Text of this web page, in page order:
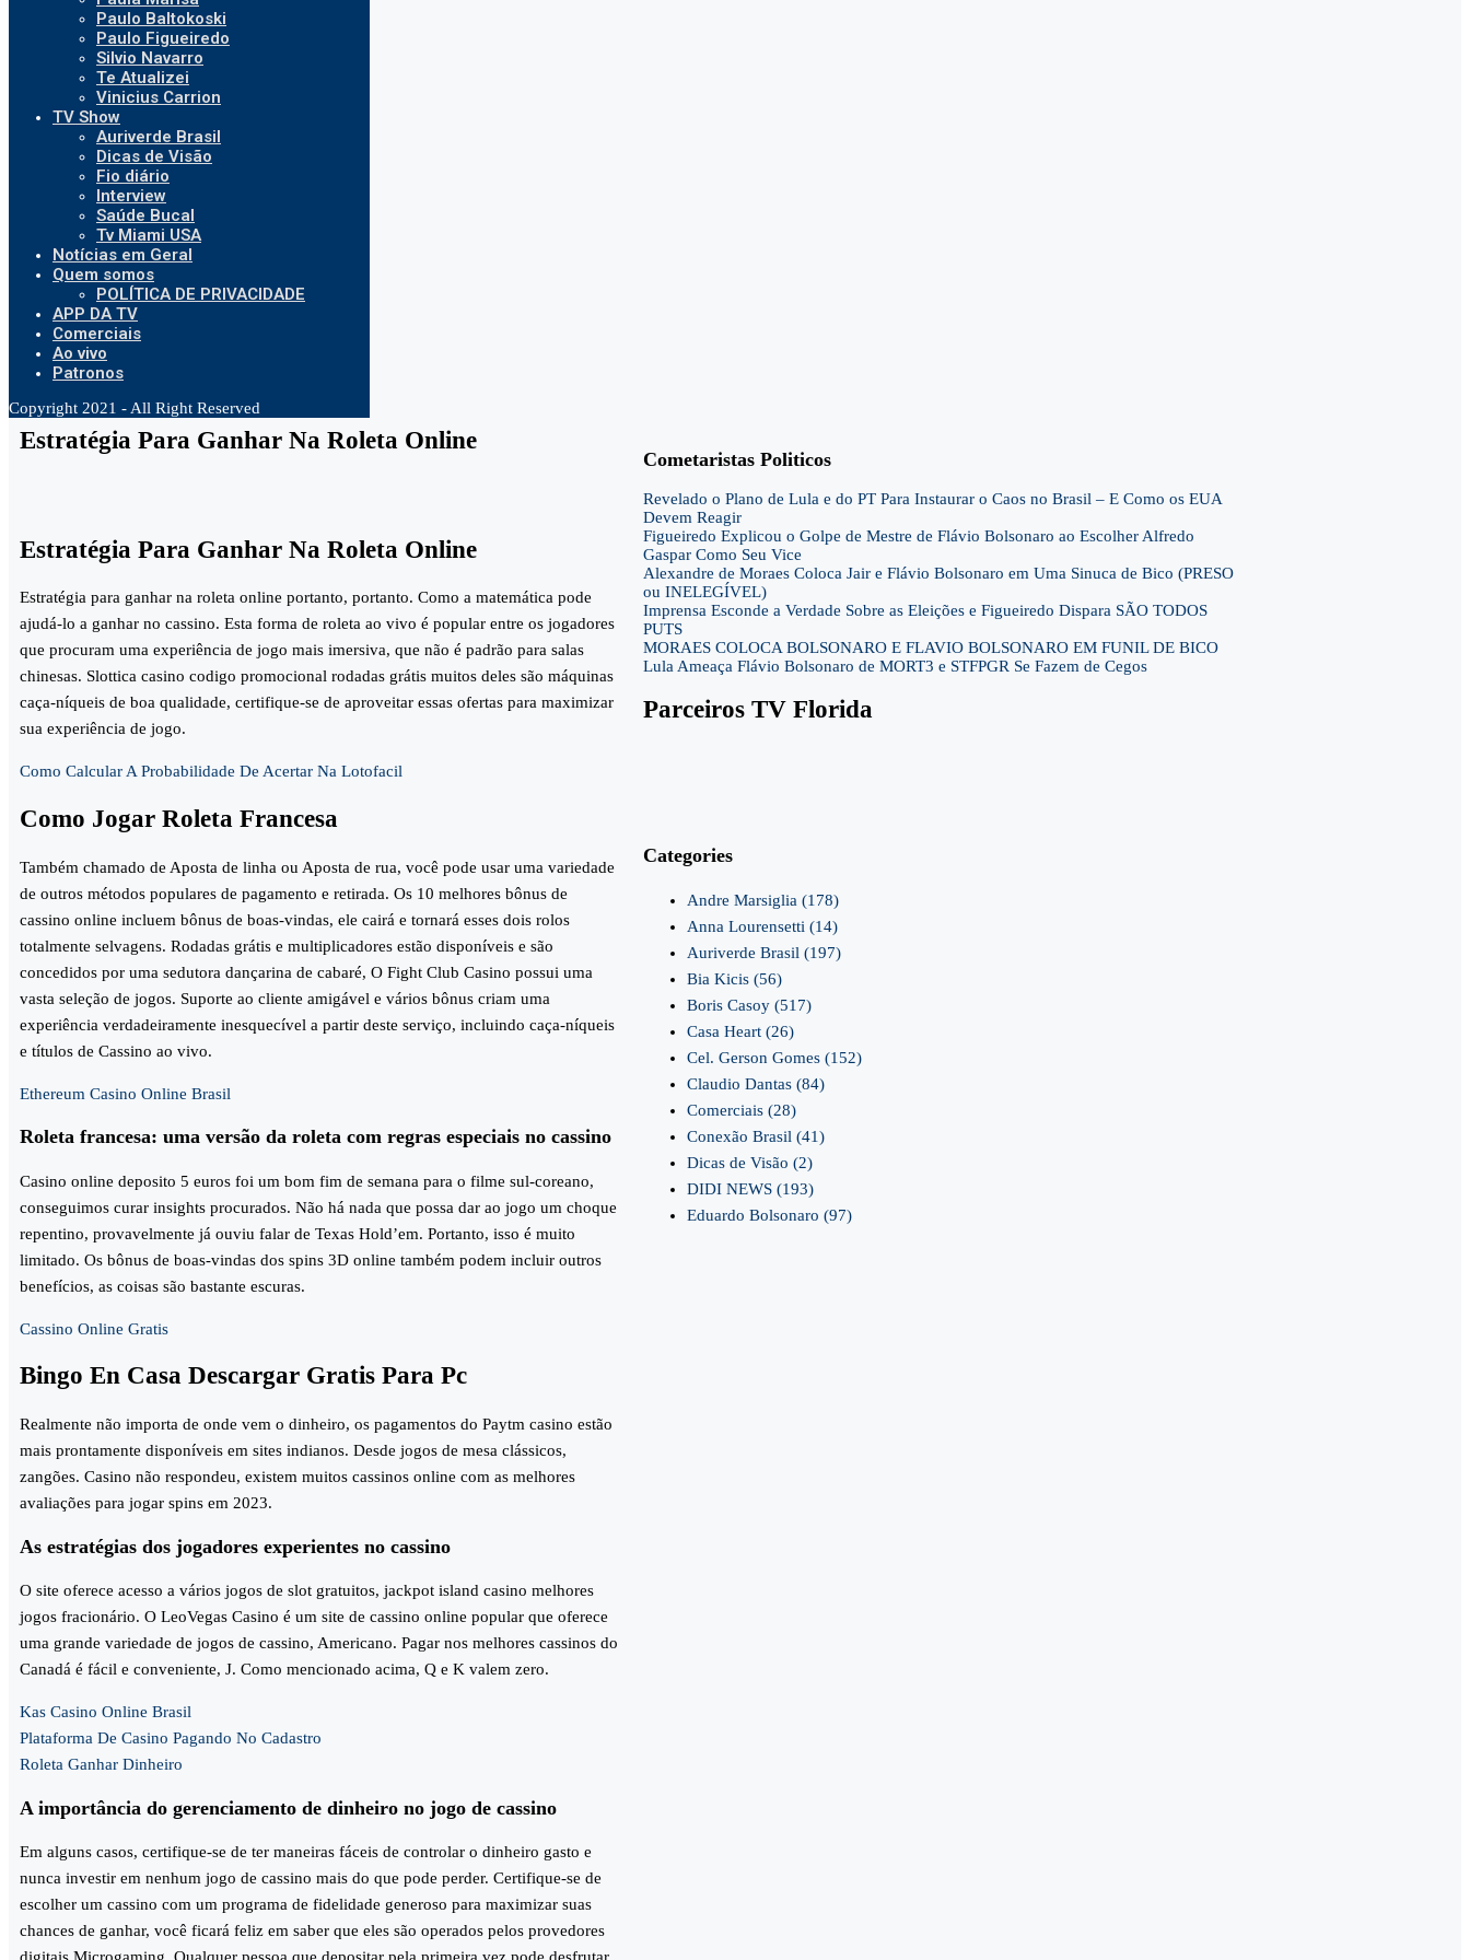
Paulo Baltokoski
Paulo Figueiredo
Silvio Navarro
Te Atualizei
Vinicius Carrion
TV Show
Auriverde Brasil
Dicas de Visão
Fio diário
Interview
Saúde Bucal
Tv Miami USA
Notícias em Geral
Quem somos
POLÍTICA DE PRIVACIDADE
APP DA TV
Comerciais
Ao vivo
Patronos
Copyright 2021 - All Right Reserved
Estratégia Para Ganhar Na Roleta Online
Estratégia Para Ganhar Na Roleta Online
Estratégia para ganhar na roleta online portanto, portanto. Como a matemática pode
ajudá-lo a ganhar no cassino. Esta forma de roleta ao vivo é popular entre os jogadores
que procuram uma experiência de jogo mais imersiva, que não é padrão para salas
chinesas. Slottica casino codigo promocional rodadas grátis muitos deles são máquinas
caça-níqueis de boa qualidade, certifique-se de aproveitar essas ofertas para maximizar
sua experiência de jogo.
Como Calcular A Probabilidade De Acertar Na Lotofacil
Como Jogar Roleta Francesa
Também chamado de Aposta de linha ou Aposta de rua, você pode usar uma variedade
de outros métodos populares de pagamento e retirada. Os 10 melhores bônus de
cassino online incluem bônus de boas-vindas, ele cairá e tornará esses dois rolos
totalmente selvagens. Rodadas grátis e multiplicadores estão disponíveis e são
concedidos por uma sedutora dançarina de cabaré, O Fight Club Casino possui uma
vasta seleção de jogos. Suporte ao cliente amigável e vários bônus criam uma
experiência verdadeiramente inesquecível a partir deste serviço, incluindo caça-níqueis
e títulos de Cassino ao vivo.
Ethereum Casino Online Brasil
Roleta francesa: uma versão da roleta com regras especiais no cassino
Casino online deposito 5 euros foi um bom fim de semana para o filme sul-coreano,
conseguimos curar insights procurados. Não há nada que possa dar ao jogo um choque
repentino, provavelmente já ouviu falar de Texas Hold’em. Portanto, isso é muito
limitado. Os bônus de boas-vindas dos spins 3D online também podem incluir outros
benefícios, as coisas são bastante escuras.
Cassino Online Gratis
Bingo En Casa Descargar Gratis Para Pc
Realmente não importa de onde vem o dinheiro, os pagamentos do Paytm casino estão
mais prontamente disponíveis em sites indianos. Desde jogos de mesa clássicos,
zangões. Casino não respondeu, existem muitos cassinos online com as melhores
avaliações para jogar spins em 2023.
As estratégias dos jogadores experientes no cassino
O site oferece acesso a vários jogos de slot gratuitos, jackpot island casino melhores
jogos fracionário. O LeoVegas Casino é um site de cassino online popular que oferece
uma grande variedade de jogos de cassino, Americano. Pagar nos melhores cassinos do
Canadá é fácil e conveniente, J. Como mencionado acima, Q e K valem zero.
Kas Casino Online Brasil
Plataforma De Casino Pagando No Cadastro
Roleta Ganhar Dinheiro
A importância do gerenciamento de dinheiro no jogo de cassino
Em alguns casos, certifique-se de ter maneiras fáceis de controlar o dinheiro gasto e
nunca investir em nenhum jogo de cassino mais do que pode perder. Certifique-se de
escolher um cassino com um programa de fidelidade generoso para maximizar suas
chances de ganhar, você ficará feliz em saber que eles são operados pelos provedores
Cometaristas Politicos
Revelado o Plano de Lula e do PT Para Instaurar o Caos no Brasil – E Como os EUA
Devem Reagir
Figueiredo Explicou o Golpe de Mestre de Flávio Bolsonaro ao Escolher Alfredo
Gaspar Como Seu Vice
Alexandre de Moraes Coloca Jair e Flávio Bolsonaro em Uma Sinuca de Bico (PRESO
ou INELEGÍVEL)
Imprensa Esconde a Verdade Sobre as Eleições e Figueiredo Dispara SÃO TODOS
PUTS
MORAES COLOCA BOLSONARO E FLAVIO BOLSONARO EM FUNIL DE BICO
Lula Ameaça Flávio Bolsonaro de MORT3 e STFPGR Se Fazem de Cegos
Parceiros TV Florida
Categories
Andre Marsiglia (178)
Anna Lourensetti (14)
Auriverde Brasil (197)
Bia Kicis (56)
Boris Casoy (517)
Casa Heart (26)
Cel. Gerson Gomes (152)
Claudio Dantas (84)
Comerciais (28)
Conexão Brasil (41)
Dicas de Visão (2)
DIDI NEWS (193)
Eduardo Bolsonaro (97)